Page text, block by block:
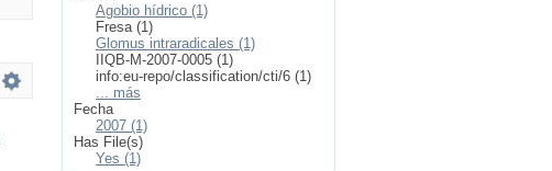
Agobio hídrico (1)
Fresa (1)
Glomus intraradicales (1)
IIQB-M-2007-0005 (1)
info:eu-repo/classification/cti/6 (1)
... más
Fecha
2007 (1)
Has File(s)
Yes (1)